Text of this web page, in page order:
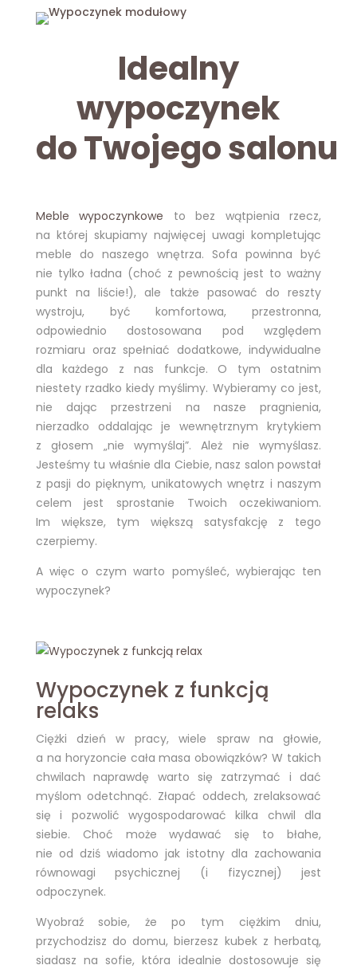
Idealny
wypoczynek
do Twojego salonu
Meble wypoczynkowe
to bez wątpienia rzecz,
na której skupiamy najwięcej uwagi kompletując
meble do naszego wnętrza. Sofa powinna być
nie tylko ładna (choć z pewnością jest to ważny
punkt na liście!), ale także pasować do reszty
wystroju, być komfortowa, przestronna,
odpowiednio dostosowana pod względem
rozmiaru oraz spełniać dodatkowe, indywidualne
dla każdego z nas funkcje. O tym ostatnim
niestety rzadko kiedy myślimy. Wybieramy co jest,
nie dając przestrzeni na nasze pragnienia,
nierzadko oddalając je wewnętrznym krytykiem
z głosem „nie wymyślaj”. Ależ nie wymyślasz.
Jesteśmy tu właśnie dla Ciebie, nasz salon powstał
z pasji do pięknym, unikatowych wnętrz i naszym
celem jest sprostanie Twoich oczekiwaniom.
Im większe, tym większą satysfakcję z tego
czerpiemy.
A więc o czym warto pomyśleć, wybierając ten
wypoczynek?
Wypoczynek z funkcją
relaks
Ciężki dzień w pracy, wiele spraw na głowie,
a na horyzoncie cała masa obowiązków? W takich
chwilach naprawdę warto się zatrzymać i dać
myślom odetchnąć. Złapać oddech, zrelaksować
się i pozwolić wygospodarować kilka chwil dla
siebie. Choć może wydawać się to błahe,
nie od dziś wiadomo jak istotny dla zachowania
równowagi psychicznej (i fizycznej) jest
odpoczynek.
Wyobraź sobie, że po tym ciężkim dniu,
przychodzisz do domu, bierzesz kubek z herbatą,
siadasz na sofie, która idealnie dostosowuje się